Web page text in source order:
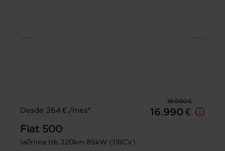
19.990 €
Desde 264 € /mes*
16.990 €
Fiat 500
laPrima Hb 320km 85kW (118CV)